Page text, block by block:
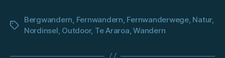
Schlagwörter
Bergwandern, Fernwandern, Fernwanderwege, Natur,
Nordinsel, Outdoor, Te Araroa,Wandern